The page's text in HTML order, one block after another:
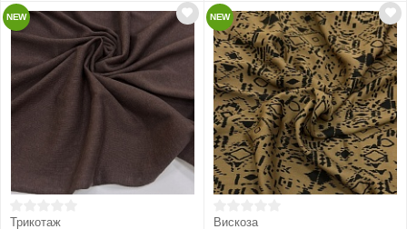
NEW
Трикотаж
NEW
Вискоза